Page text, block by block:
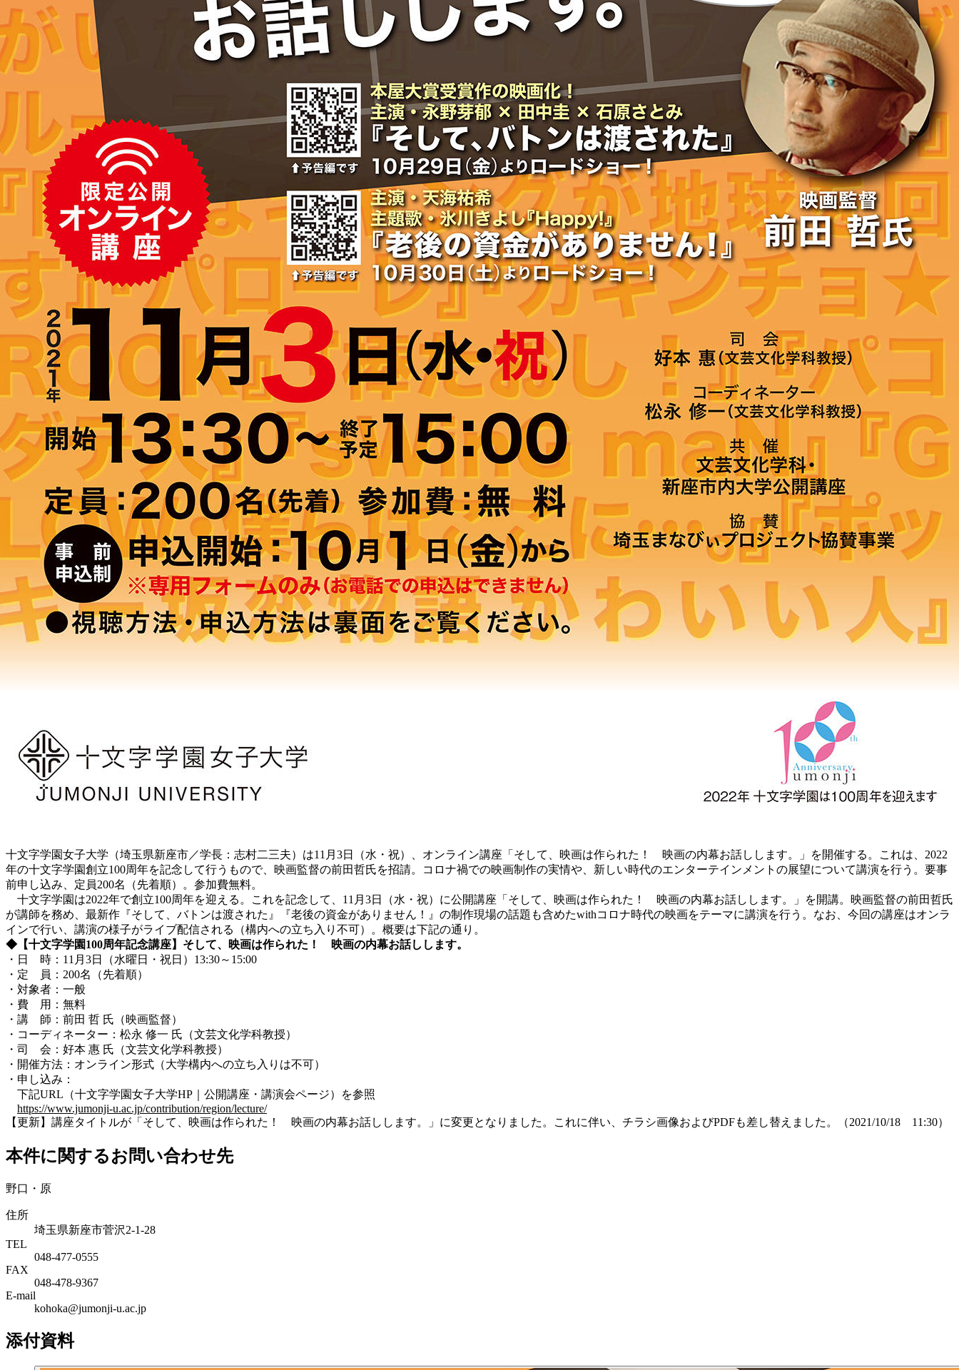
十文字学園女子大学（埼玉県新座市／学長：志村二三夫）は11月3日（水・祝）、オンライン講座「そして、映画は作られた！ 映画の内幕お話しします。」を開催する。これは、2022
年の十文字学園創立100周年を記念して行うもので、映画監督の前田哲氏を招請。コロナ禍での映画制作の実情や、新しい時代のエンターテインメントの展望について講演を行う。要事
前申し込み、定員200名（先着順）。参加費無料。
十文字学園は2022年で創立100周年を迎える。これを記念して、11月3日（水・祝）に公開講座「そして、映画は作られた！ 映画の内幕お話しします。」を開講。映画監督の前田哲氏
が講師を務め、最新作『そして、バトンは渡された』『老後の資金がありません！』の制作現場の話題も含めたwithコロナ時代の映画をテーマに講演を行う。なお、今回の講座はオンラ
インで行い、講演の様子がライブ配信される（構内への立ち入り不可）。概要は下記の通り。
◆【十文字学園100周年記念講座】そして、映画は作られた！ 映画の内幕お話しします。
・日 時：11月3日（水曜日・祝日）13:30～15:00
・定 員：200名（先着順）
・対象者：一般
・費 用：無料
・講 師：前田 哲 氏（映画監督）
・コーディネーター：松永 修一 氏（文芸文化学科教授）
・司 会：好本 惠 氏（文芸文化学科教授）
・開催方法：オンライン形式（大学構内への立ち入りは不可）
・申し込み：
下記URL（十文字学園女子大学HP｜公開講座・講演会ページ）を参照
https://www.jumonji-u.ac.jp/contribution/region/lecture/
【更新】講座タイトルが「そして、映画は作られた！ 映画の内幕お話しします。」に変更となりました。これに伴い、チラシ画像およびPDFも差し替えました。（2021/10/18 11:30）
本件に関するお問い合わせ先
野口・原
住所
埼玉県新座市菅沢2-1-28
TEL
048-477-0555
FAX
048-478-9367
E-mail
kohoka@jumonji-u.ac.jp
添付資料